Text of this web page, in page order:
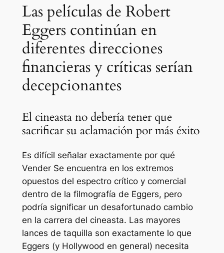
Las películas de Robert
Eggers continúan en
diferentes direcciones
financieras y críticas serían
decepcionantes
El cineasta no debería tener que
sacrificar su aclamación por más éxito
Es difícil señalar exactamente por qué
VenderSe encuentra en los extremos
opuestos del espectro crítico y comercial
dentro de la filmografía de Eggers, pero
podría significar un desafortunado cambio
en la carrera del cineasta. Las mayores
lances de taquilla son exactamente lo que
Eggers (y Hollywood en general) necesita